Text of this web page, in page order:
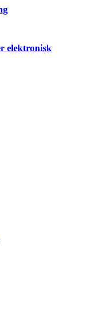
elektronisk